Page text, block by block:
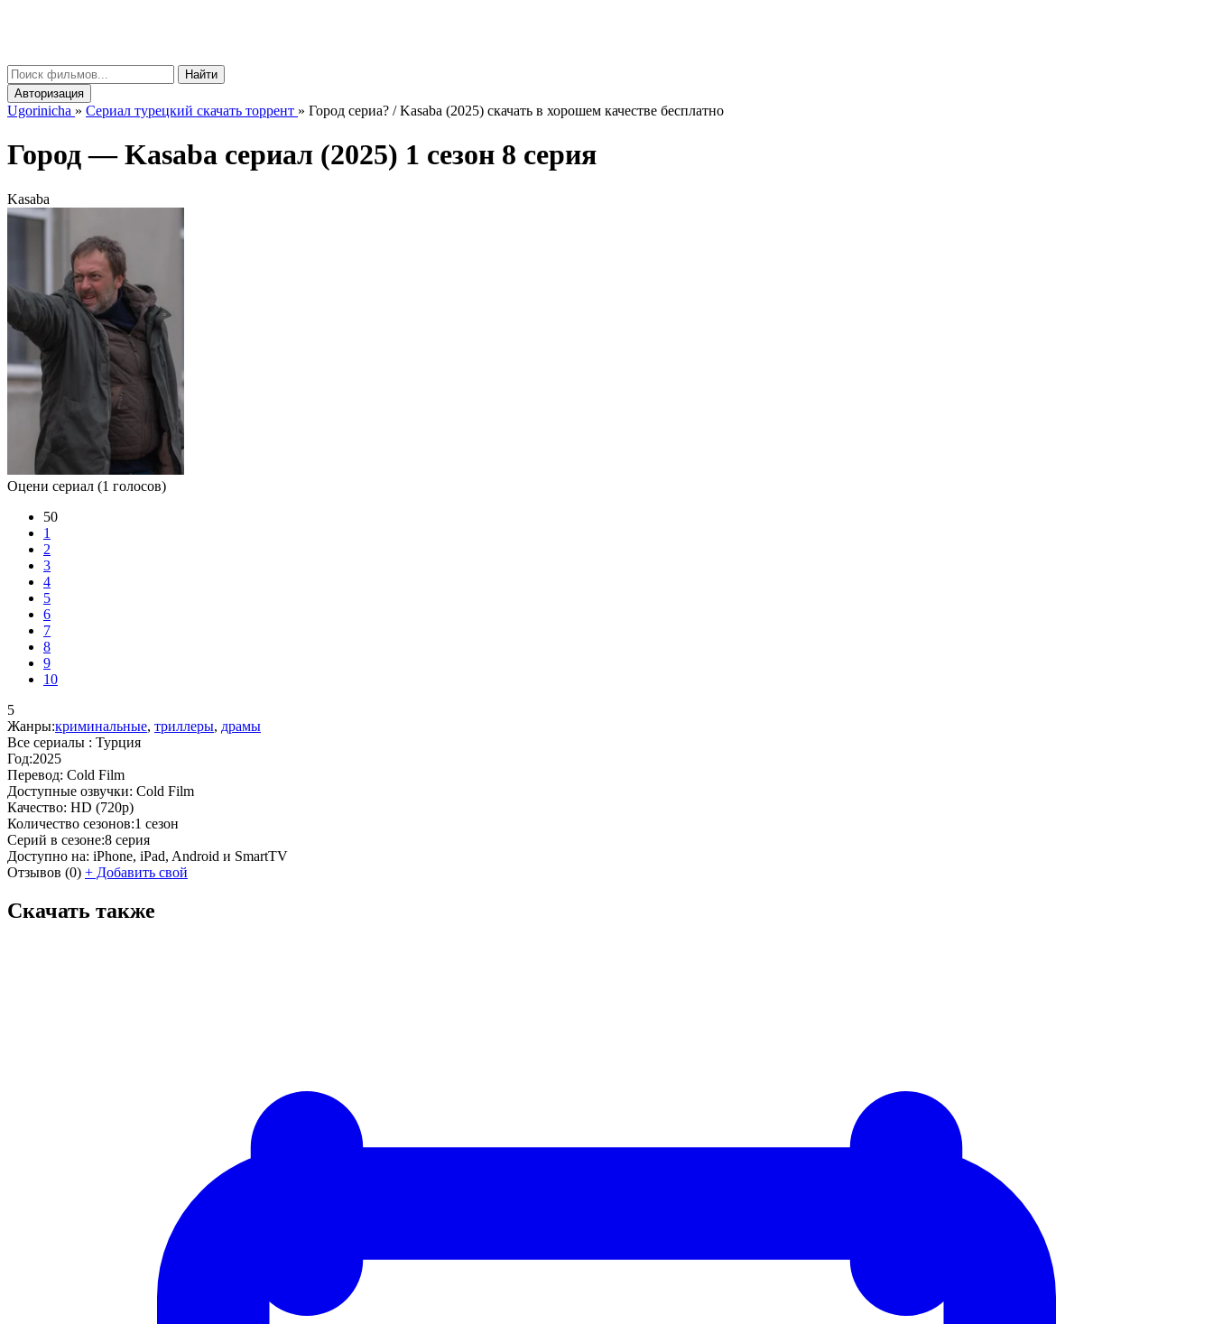
Найти
Авторизация
Ugorinicha » Сериал турецкий скачать торрент » Город сериа? / Kasaba (2025) скачать в хорошем качестве бесплатно
Город —Kasaba сериал (2025) 1 сезон 8 серия
Kasaba
Оцени сериал (1 голосов)
50
1
2
3
4
5
6
7
8
9
10
5
Жанры:криминальные, триллеры, драмы
Все сериалы : Турция
Год:2025
Перевод: Cold Film
Доступные озвучки: Cold Film
Качество: HD (720p)
Количество сезонов:1 сезон
Серий в сезоне:8 серия
Доступно на: iPhone, iPad, Android и SmartTV
Отзывов (0) + Добавить свой
Скачать также